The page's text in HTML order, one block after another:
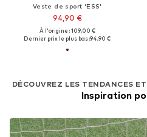
Veste de sport 'ESS'
94,90 €
À l'origine : 109,00 €
Dernier prix le plus bas :94,90 €
DÉCOUVREZ LES TENDANCES
Inspiration